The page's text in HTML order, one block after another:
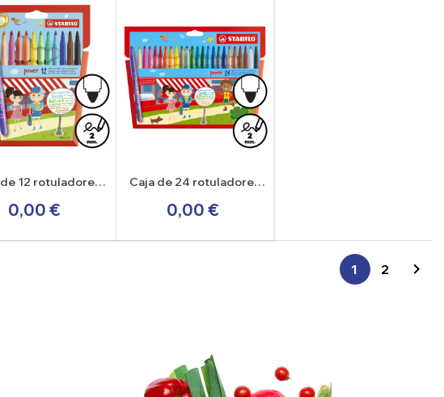
12 rotuladores
0,00 €
Caja de 24 rotuladores
0,00 €
1 2 